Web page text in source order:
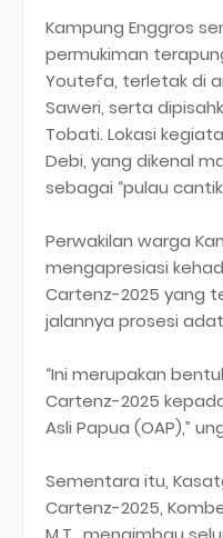
Kampung Enggros
permukiman
Youtefa, terletak di
Saweri, serta
Tobati. Lokasi
Debi, yang dikenal
sebagai “pulau
Perwakilan warga
mengapresiasi
Cartenz-2025 yang
jalannya prosesi
“Ini merupakan
Cartenz-2025
Asli Papua (OAP),”
Sementara itu,
Cartenz-2025,